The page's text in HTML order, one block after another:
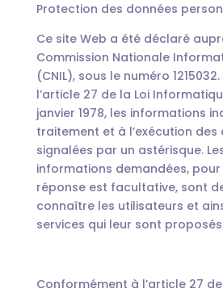
Protection des données
Ce site Web a été déclaré
Commission Nationale
(CNIL), sous le numéro
l’article 27 de la Loi
janvier 1978, les informations
traitement et à l’exécution des
signalées par un astérisque.
informations demandées,
réponse est facultative, sont
connaître les utilisateurs et
services qui leur sont
Conformément à l’article 27